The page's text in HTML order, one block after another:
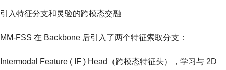
引入特征分支和灵验的跨模态交融
MM-FSS 在 Backbone 后引入了两个特征索取分支：
Intermodal Feature ( IF ) Head（跨模态特征头），学习与 2D